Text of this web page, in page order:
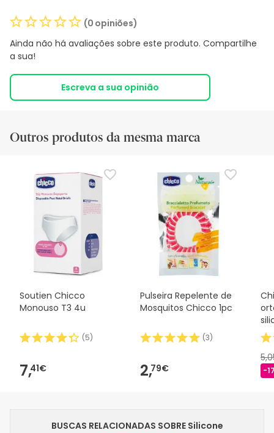
(0 opiniões)
Ainda não há avaliações sobre este produto. Compartilhe
a sua!
Escreva a sua opinião
Outros produtos da mesma marca
Soutien Chicco
Monouso T3 4u
(5)
7,41€
Pulseira Repelente de
Mosquitos Chicco 1pc
(3)
2,79€ -
BUSCAS RELACIONADAS SOBRE Silicone